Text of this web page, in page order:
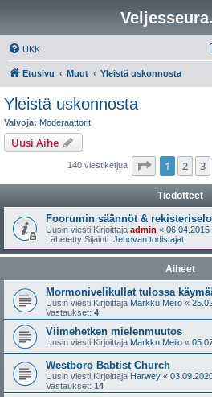
UKK
Etusivu Muut Yleistä uskonnosta
Yleistä uskonnosta
Valvoja: Moderaattorit
Uusi Aihe
140 viestiketjua Sivu /7
1 2 3
Tiedotteet
Foorumin säännöt &
Uusin viesti Kirjoittaja admin « 06.04.2015
Lähetetty Sijainti: Jehovan todistajat
Aiheet
Mormonivelikullat tulossa
Uusin viesti Kirjoittaja Markku Meilo «
Vastaukset: 4
Viimehetken mielenmuutos
Uusin viesti Kirjoittaja Markku Meilo «
Westboro Babtist Church
Uusin viesti Kirjoittaja Harwey «
Vastaukset: 14